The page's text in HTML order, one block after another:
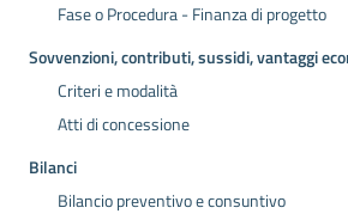
Fase o Procedura - Finanza di progetto
Sovvenzioni, contributi, sussidi, vantaggi
Criteri e modalità
Atti di concessione
Bilanci
Bilancio preventivo e consuntivo